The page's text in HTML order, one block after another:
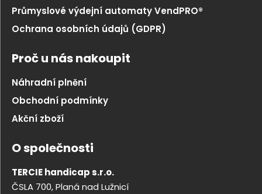
Průmyslové výdejní automaty VendPRO®
Ochrana osobních údajů (GDPR)
Proč u nás nakoupit
Náhradní plnění
Obchodní podmínky
Akční zboží
O společnosti
TERCIE handicap s.r.o.
ČSLA 700, Planá nad Lužnicí